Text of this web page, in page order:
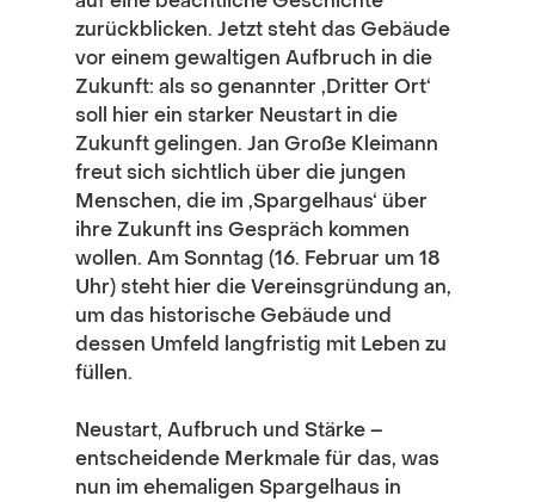
zurückblicken. Jetzt steht das Gebäude
vor einem gewaltigen Aufbruch in die
Zukunft: als so genannter ‚Dritter Ort‘
soll hier ein starker Neustart in die
Zukunft gelingen. Jan Große Kleimann
freut sich sichtlich über die jungen
Menschen, die im ‚Spargelhaus‘ über
ihre Zukunft ins Gespräch kommen
wollen. Am Sonntag (16. Februar um 18
Uhr) steht hier die Vereinsgründung an,
um das historische Gebäude und
dessen Umfeld langfristig mit Leben zu
füllen.
Neustart, Aufbruch und Stärke –
entscheidende Merkmale für das, was
nun im ehemaligen Spargelhaus in